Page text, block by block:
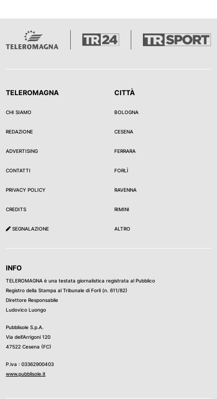
TELEROMAGNA
CHI SIAMO
REDAZIONE
ADVERTISING
CONTATTI
PRIVACY POLICY
CREDITS
SEGNALAZIONE
CITTÀ
BOLOGNA
CESENA
FERRARA
FORLÌ
RAVENNA
RIMINI
ALTRO
INFO
TELEROMAGNA è una testata giornalistica registrata al Pubblico
Registro della Stampa al Tribunale di Forli (n. 611/82)
Direttore Responsabile
Ludovico Luongo
Pubblisole S.p.A.
Via dell’Arrigoni 120
47522 Cesena (FC)
P.iva : 03362900403
www.pubblisole.it